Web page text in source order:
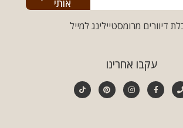
דיוורים מרומסטיילינג למייל
אותי
עקבו אחרינו